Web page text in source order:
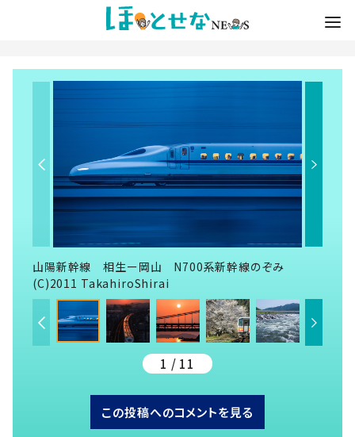
山陽新幹線 相生ー岡山 N700系新幹線のぞみ
(C)2011 TakahiroShirai
1 / 11
この投稿へのコメントを見る